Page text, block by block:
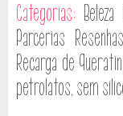
Categorias: Beleza
Parcerias Resenhas
Recarga de
petrolatos, sem